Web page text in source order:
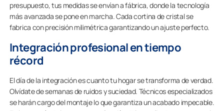
presupuesto, tus medidas se envían a fábrica, donde la tecnología
más avanzada se pone en marcha. Cada cortina de cristal se
fabrica con precisión milimétrica garantizando un ajuste perfecto.
Integración profesional en tiempo
récord
El día de la integración es cuanto tu hogar se transforma de verdad.
Olvídate de semanas de ruidos y suciedad. Técnicos especializados
se harán cargo del montaje lo que garantiza un acabado impecable.